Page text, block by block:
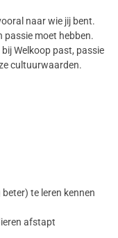
naar wie jij bent.
passie moet hebben.
Welkoop past, passie
cultuurwaarden.
te leren kennen
afstapt